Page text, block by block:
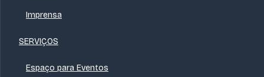
Imprensa
SERVIÇOS
Espaço para Eventos